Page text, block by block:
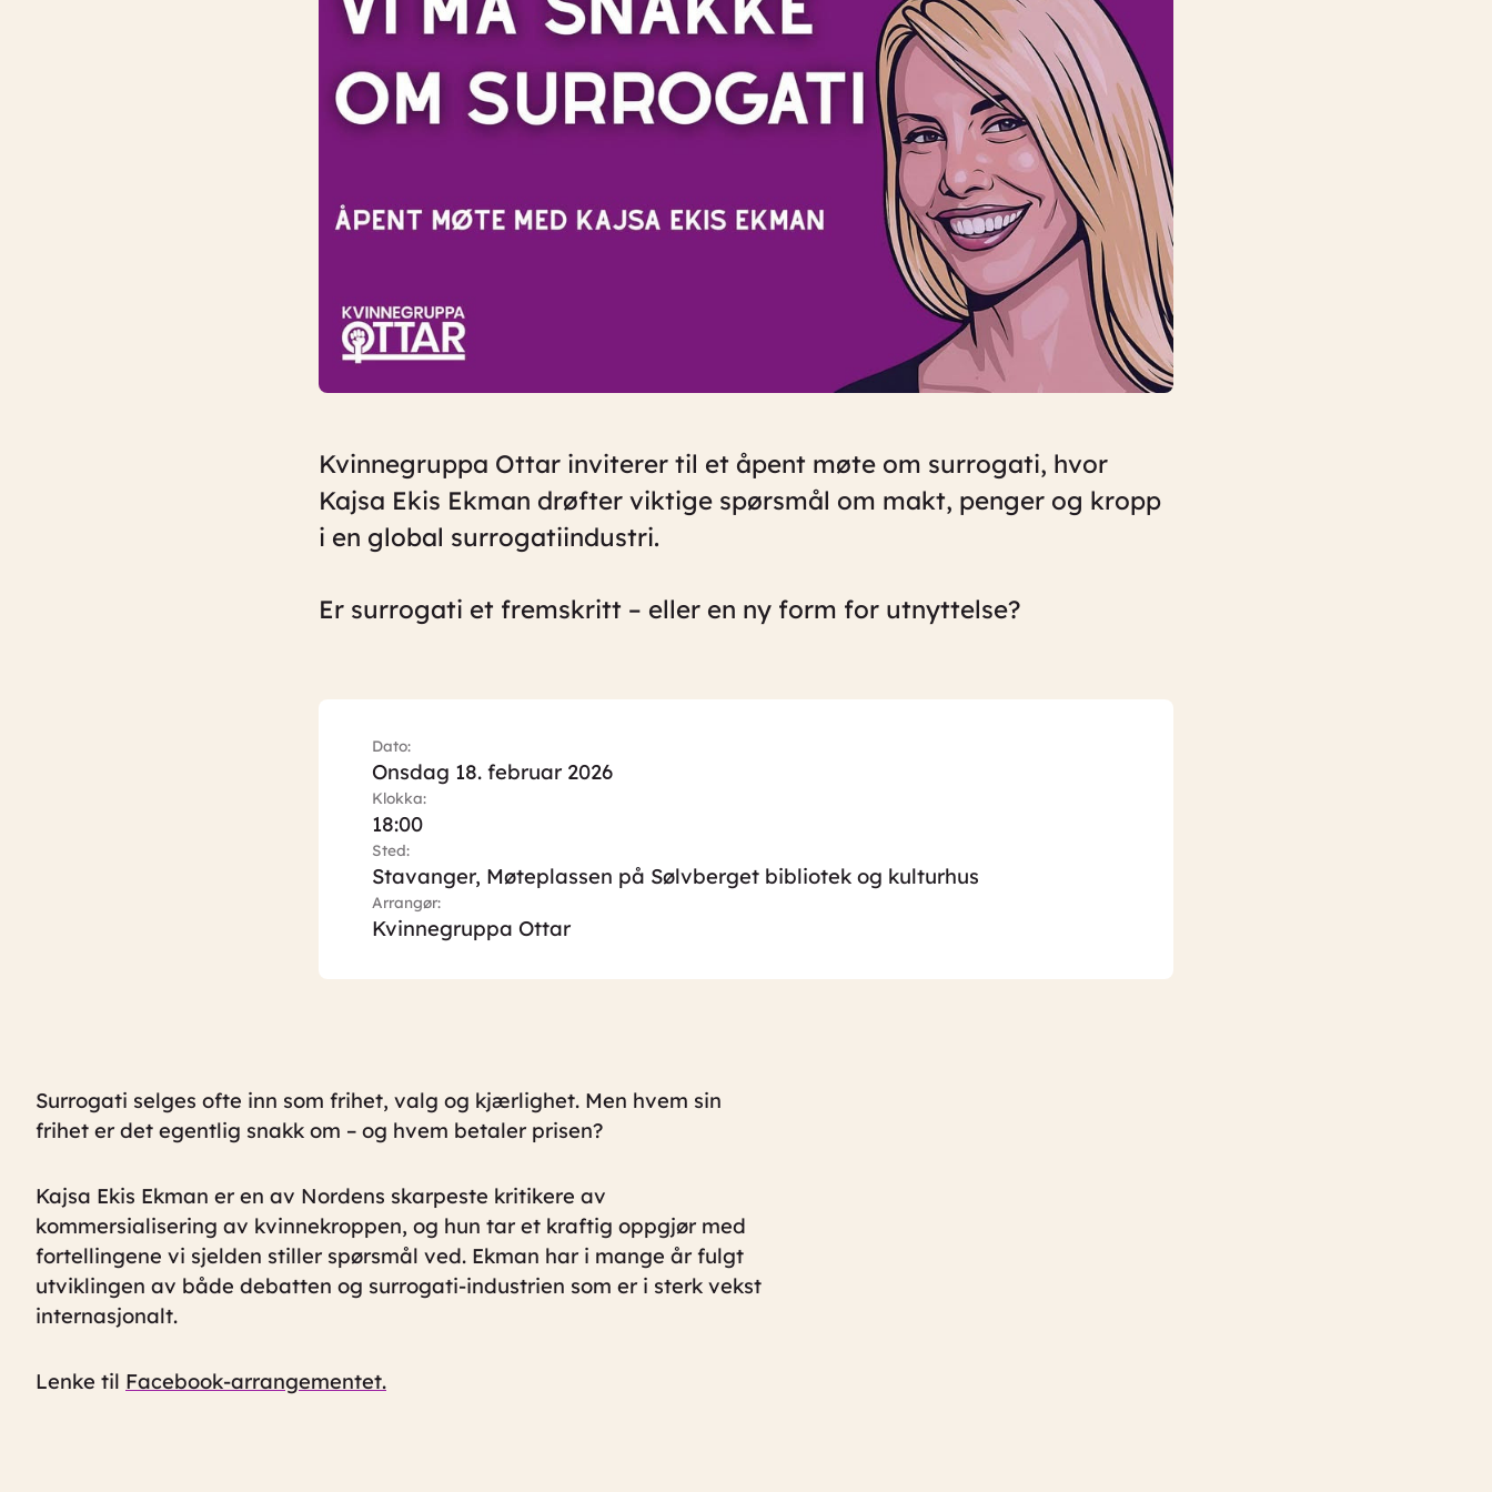
Kvinnegruppa Ottar inviterer til et åpent møte om surrogati, hvor
Kajsa Ekis Ekman drøfter viktige spørsmål om makt, penger og kropp
i en global surrogatiindustri.
Er surrogati et fremskritt – eller en ny form for utnyttelse?
Dato:
Onsdag 18. februar 2026
Klokka:
18:00
Sted:
Stavanger, Møteplassen på Sølvberget bibliotek og kulturhus
Arrangør:
Kvinnegruppa Ottar
Surrogati selges ofte inn som frihet, valg og kjærlighet. Men hvem sin
frihet er det egentlig snakk om – og hvem betaler prisen?
Kajsa Ekis Ekman er en av Nordens skarpeste kritikere av
kommersialisering av kvinnekroppen, og hun tar et kraftig oppgjør med
fortellingene vi sjelden stiller spørsmål ved. Ekman har i mange år fulgt
utviklingen av både debatten og surrogati-industrien som er i sterk vekst
internasjonalt.
Lenke til Facebook-arrangementet.